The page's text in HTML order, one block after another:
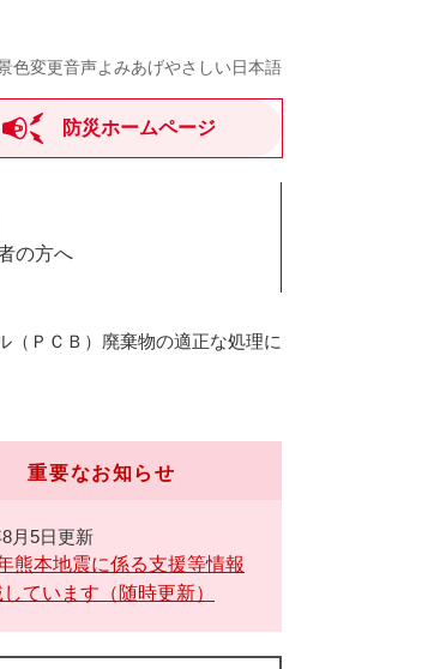
色変更音声よみあげやさしい日本語
防災ホームページ
の方へ
（ＰＣＢ）廃棄物の適正な処理に
重要なお知らせ
月5日更新
熊本地震に係る支援等情報
ています（随時更新）